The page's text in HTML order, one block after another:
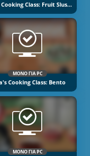
Sara's Cooking Class: Fruit Slush Punch
ΜΌΝΟ ΓΙΑ PC
Cooking Class: Bento
ΜΌΝΟ ΓΙΑ PC